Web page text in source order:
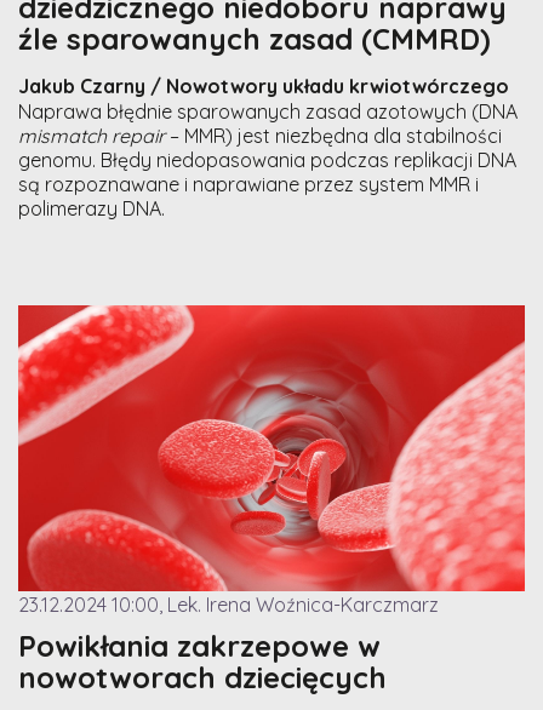
źle sparowanych zasad (CMMRD)
Jakub Czarny / Nowotwory układu krwiotwórczego
Naprawa błędnie sparowanych zasad azotowych (DNA
mismatch repair– MMR) jest niezbędna dla stabilności
genomu. Błędy niedopasowania podczas replikacji DNA
są rozpoznawane i naprawiane przez system MMR i
polimerazy DNA.
23.12.2024 10:00, Lek. Irena Woźnica-Karczmarz
Powikłania zakrzepowe w
nowotworach dziecięcych